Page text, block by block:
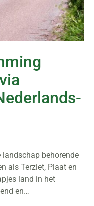
behorende
als Terziet, Plaat en
land in het
en…